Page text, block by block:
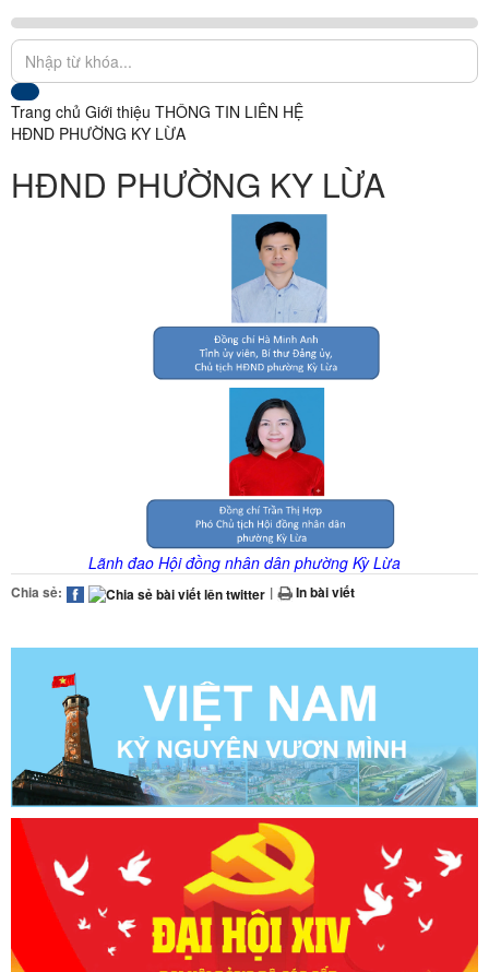
Trang chủ Giới thiệu THÔNG TIN LIÊN HỆ
HĐND PHƯỜNG KY LỪA
HĐND PHƯỜNG KY LỪA
Lãnh đao Hội đồng nhân dân phường Kỳ Lừa
Chia sẻ: | In bài viết